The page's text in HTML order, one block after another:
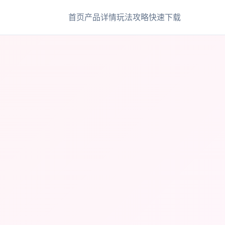
首页产品详情玩法攻略快速下载